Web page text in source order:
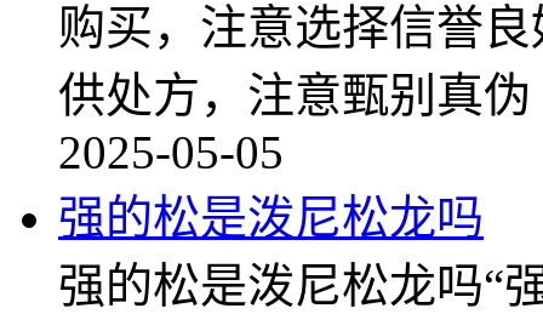
购买，注意选择信誉
供处方，注意甄别真伪
2025-05-05
强的松是泼尼松龙吗
强的松是泼尼松龙吗“